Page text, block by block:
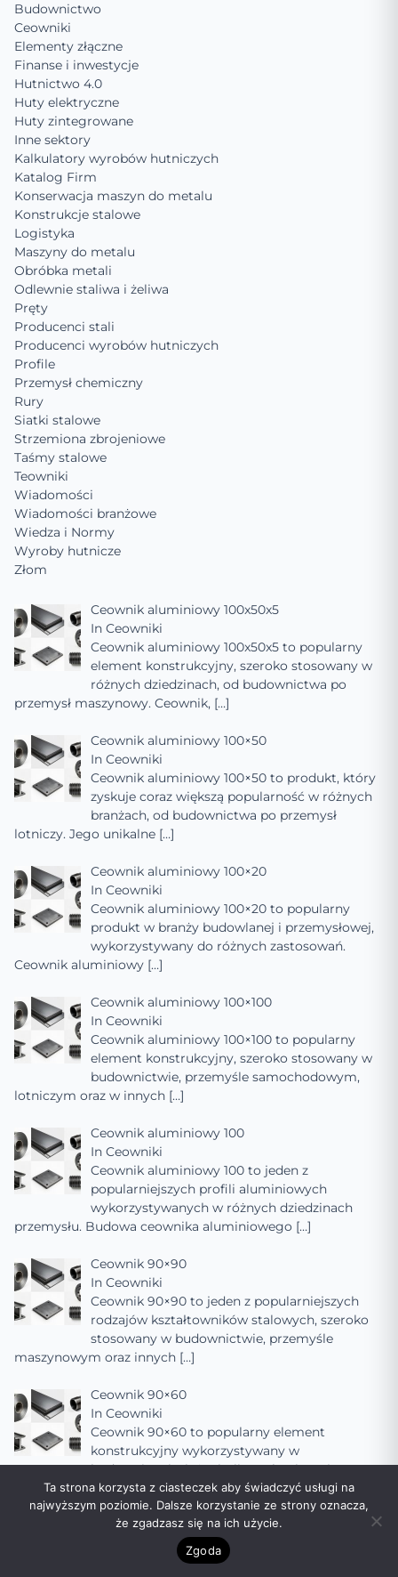
Budownictwo
Ceowniki
Elementy złączne
Finanse i inwestycje
Hutnictwo 4.0
Huty elektryczne
Huty zintegrowane
Inne sektory
Kalkulatory wyrobów hutniczych
Katalog Firm
Konserwacja maszyn do metalu
Konstrukcje stalowe
Logistyka
Maszyny do metalu
Obróbka metali
Odlewnie staliwa i żeliwa
Pręty
Producenci stali
Producenci wyrobów hutniczych
Profile
Przemysł chemiczny
Rury
Siatki stalowe
Strzemiona zbrojeniowe
Taśmy stalowe
Teowniki
Wiadomości
Wiadomości branżowe
Wiedza i Normy
Wyroby hutnicze
Złom
Ceownik aluminiowy 100x50x5
In Ceowniki
Ceownik aluminiowy 100x50x5 to popularny
element konstrukcyjny, szeroko stosowany w
różnych dziedzinach, od budownictwa po
przemysł maszynowy. Ceownik, […]
Ceownik aluminiowy 100×50
In Ceowniki
Ceownik aluminiowy 100×50 to produkt, który
zyskuje coraz większą popularność w różnych
branżach, od budownictwa po przemysł
lotniczy. Jego unikalne […]
Ceownik aluminiowy 100×20
In Ceowniki
Ceownik aluminiowy 100×20 to popularny
produkt w branży budowlanej i przemysłowej,
wykorzystywany do różnych zastosowań.
Ceownik aluminiowy […]
Ceownik aluminiowy 100×100
In Ceowniki
Ceownik aluminiowy 100×100 to popularny
element konstrukcyjny, szeroko stosowany w
budownictwie, przemyśle samochodowym,
lotniczym oraz w innych […]
Ceownik aluminiowy 100
In Ceowniki
Ceownik aluminiowy 100 to jeden z
popularniejszych profili aluminiowych
wykorzystywanych w różnych dziedzinach
przemysłu. Budowa ceownika aluminiowego […]
Ceownik 90×90
In Ceowniki
Ceownik 90×90 to jeden z popularniejszych
rodzajów kształtowników stalowych, szeroko
stosowany w budownictwie, przemyśle
maszynowym oraz innych […]
Ceownik 90×60
In Ceowniki
Ceownik 90×60 to popularny element
konstrukcyjny wykorzystywany w
budownictwie, inżynierii mechanicznej oraz
innych dziedzinach, gdzie wymagana jest[…]
Ceownik 90×50
Ceownik 90×50 to popularny rodzaj
Ta strona korzysta z ciasteczek aby świadczyć usługi na
najwyższym poziomie. Dalsze korzystanie ze strony oznacza,
że zgadzasz się na ich użycie.
Zgoda